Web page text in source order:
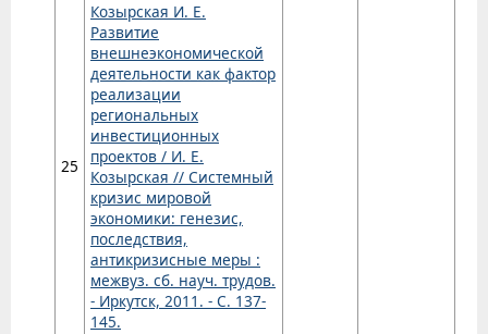
25
Козырская И. Е.
Развитие
внешнеэкономической
деятельности как фактор
реализации
региональных
инвестиционных
проектов / И. Е.
Козырская // Системный
кризис мировой
экономики: генезис,
последствия,
антикризисные меры :
межвуз. сб. науч. трудов.
- Иркутск, 2011. - С. 137-
145.